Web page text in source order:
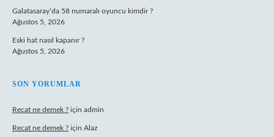
Galatasaray’da 58 numaralı oyuncu kimdir ?
Ağustos 5, 2026
Eski hat nasıl kapanır ?
Ağustos 5, 2026
SON YORUMLAR
Recat ne demek ? için admin
Recat ne demek ? için Alaz